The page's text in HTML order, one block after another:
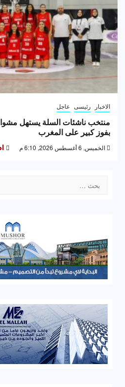
الاخبار رئيسى عاجل
منتخب ناشئات السلة يستهل
بفوز كبير على المغرب
الخميس, 6 أغسطس 2026, 6:10 م
عن: